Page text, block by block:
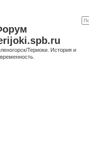
Териоки. История и